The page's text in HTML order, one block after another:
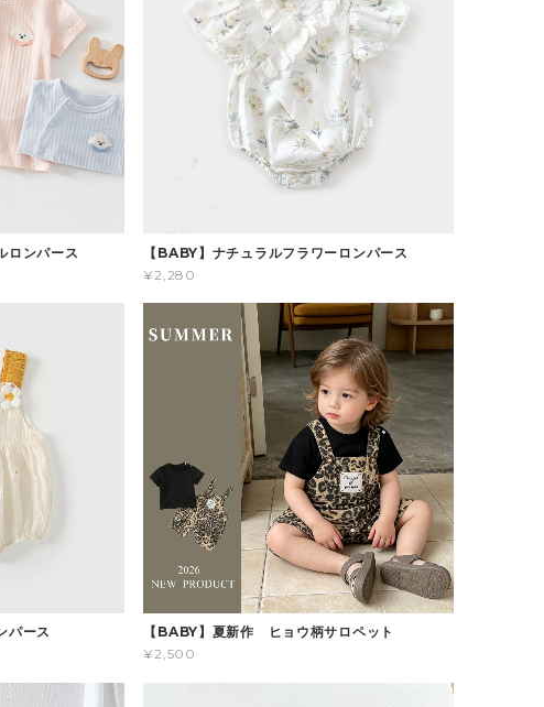
ロンパース
【BABY】ナチュラルフラワーロンパース
¥2,280
パース
【BABY】夏新作 ヒョウ柄サロペット
¥2,500